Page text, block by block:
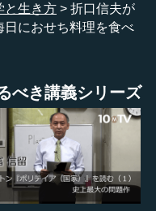
た。そこから日本の文
」（じゅごん）、つま
。それを長い間、数世
葉が洗練されていく。
けです。
どう違か。成立はと
あれ）が読んでいたテ
と生き方
折口信夫が
日におせち料理を食べ
べき講義シリーズ